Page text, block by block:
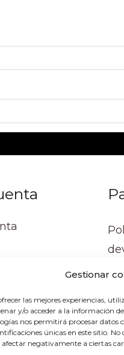
Gestionar
las mejores experiencias,
y/o acceder a la información
nos permitirá procesar
únicas en este sitio.
afectar negativamente a ciertas